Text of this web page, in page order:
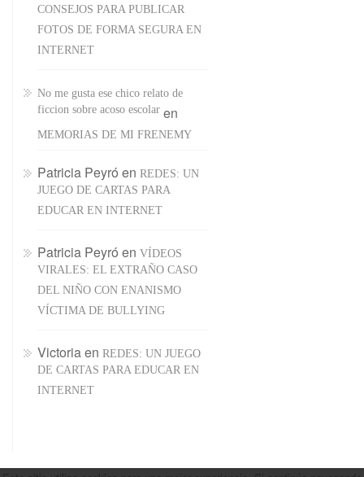
CONSEJOS PARA PUBLICAR
FOTOS DE FORMA SEGURA EN
INTERNET
No me gusta ese chico relato de
ficcion sobre acoso escolaren
MEMORIAS DE MI FRENEMY
Patricia Peyró en REDES: UN
JUEGO DE CARTAS PARA
EDUCAR EN INTERNET
Patricia Peyró en VÍDEOS
VIRALES: EL EXTRAÑO CASO
DEL NIÑO CON ENANISMO
VÍCTIMA DE BULLYING
Victoriaen REDES: UN JUEGO
DE CARTAS PARA EDUCAR EN
INTERNET